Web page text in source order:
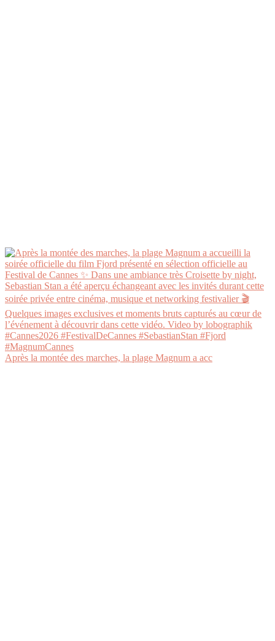
Après la montée des marches, la plage Magnum a acc